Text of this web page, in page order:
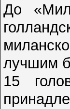
До
лучшим
15